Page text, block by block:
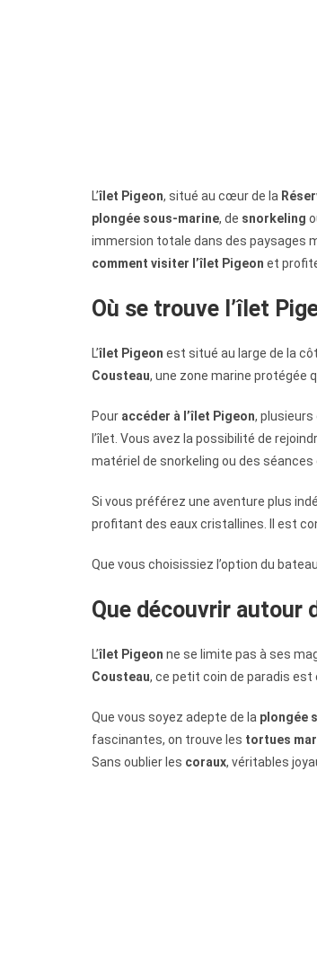
L’îlet Pigeon, situé au cœur de la
plongée sous-marine, de snorkeling
immersion totale dans des paysages
comment visiter l’îlet Pigeon et
Où se trouve l’îlet
L’îlet Pigeon est situé au large de la
Cousteau, une zone marine protégée
Pour accéder à l’îlet Pigeon,
l’îlet. Vous avez la possibilité de
matériel de snorkeling ou des séances
Si vous préférez une aventure plus
profitant des eaux cristallines. Il est
Que vous choisissiez l’option du
Que découvrir autour
L’îlet Pigeon ne se limite pas à ses
Cousteau, ce petit coin de paradis est
Que vous soyez adepte de la plongée
fascinantes, on trouve les tortues
Sans oublier les coraux, véritables